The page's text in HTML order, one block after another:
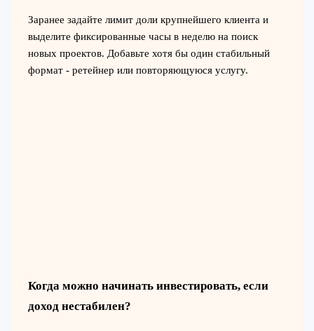
Заранее задайте лимит доли крупнейшего клиента и
выделите фиксированные часы в неделю на поиск
новых проектов. Добавьте хотя бы один стабильный
формат - ретейнер или повторяющуюся услугу.
Когда можно начинать инвестировать, если
доход нестабилен?